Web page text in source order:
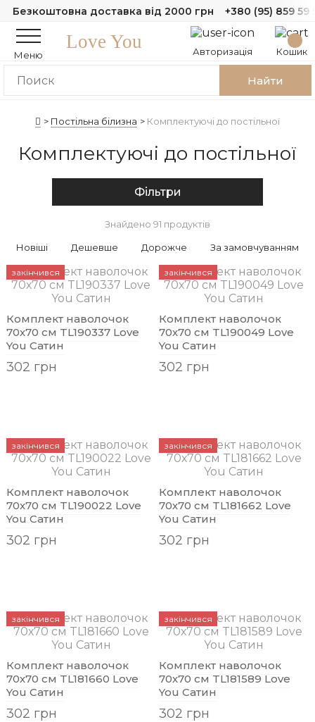
Безкоштовна доставка від 2000 грн +380 (95) 859 59
Меню
Love You Авторизація Кошик
Найти
Постільна білизна Комплектуючі до постільної
Комплектуючі до постільної
Фільтри
Знайдено 91 продуктів
Новіші Дешевше Дорожче За замовчуванням
закінчився
Комплект наволочок
70х70 см TL190337 Love
You Сатин
302 грн
закінчився
Комплект наволочок
70х70 см TL190049 Love
You Сатин
302 грн
закінчився
Комплект наволочок
70х70 см TL190022 Love
You Сатин
302 грн
закінчився
Комплект наволочок
70х70 см TL181662 Love
You Сатин
302 грн
закінчився
Комплект наволочок
70х70 см TL181660 Love
You Сатин
302 грн
закінчився
Комплект наволочок
70х70 см TL181589 Love
You Сатин
302 грн